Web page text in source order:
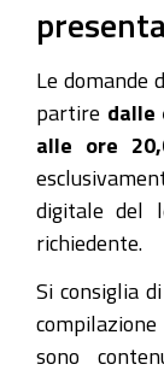
Le domande
partire dalle
alle ore
digitale del
richiedente.
Si consiglia
sono